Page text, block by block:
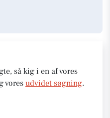
så kig i en af vores
vores udvidet søgning.